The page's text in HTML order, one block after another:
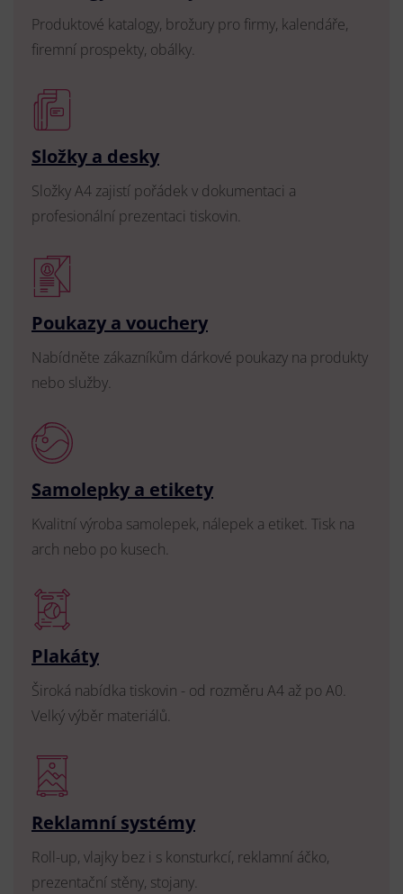
Produktové katalogy, brožury pro firmy, kalendáře,
firemní prospekty, obálky.
Složky a desky
Složky A4 zajistí pořádek v dokumentaci a
profesionální prezentaci tiskovin.
Poukazy a vouchery
Nabídněte zákazníkům dárkové poukazy na produkty
nebo služby.
Samolepky a etikety
Kvalitní výroba samolepek, nálepek a etiket. Tisk na
arch nebo po kusech.
Plakáty
Široká nabídka tiskovin - od rozměru A4 až po A0.
Velký výběr materiálů.
Reklamní systémy
Roll-up, vlajky bez i s konsturkcí, reklamní áčko,
prezentační stěny, stojany.